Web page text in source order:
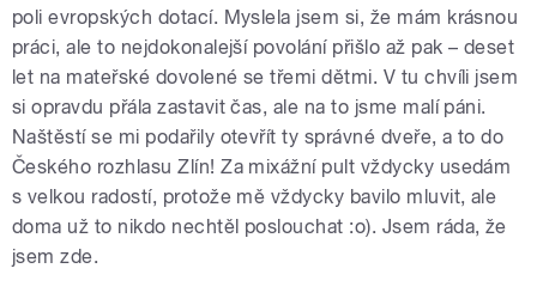
poli evropských dotací. Myslela jsem si, že mám krásnou
práci, ale to nejdokonalejší povolání přišlo až pak – deset
let na mateřské dovolené se třemi dětmi. V tu chvíli jsem
si opravdu přála zastavit čas, ale na to jsme malí páni.
Naštěstí se mi podařily otevřít ty správné dveře, a to do
Českého rozhlasu Zlín! Za mixážní pult vždycky usedám
s velkou radostí, protože mě vždycky bavilo mluvit, ale
doma už to nikdo nechtěl poslouchat :o). Jsem ráda, že
jsem zde.